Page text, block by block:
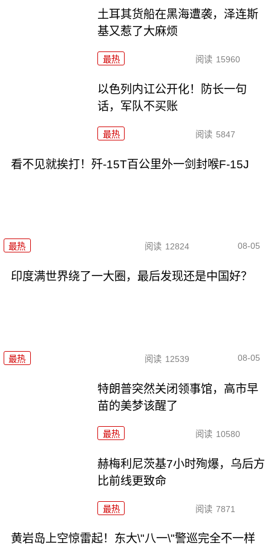
土耳其货船在黑海遭袭，泽连斯
基又惹了大麻烦
最热 阅读 15960
以色列内讧公开化！防长一句
话，军队不买账
最热 阅读 5847
看不见就挨打！歼-15T百公里外一剑封喉F-15J
最热 阅读 12824 08-05
印度满世界绕了一大圈，最后发现还是中国好？
最热 阅读 12539 08-05
特朗普突然关闭领事馆，高市早
苗的美梦该醒了
最热 阅读 10580
赫梅利尼茨基7小时殉爆，乌后方
比前线更致命
最热 阅读 7871
黄岩岛上空惊雷起！东大\"八一\"警巡完全不一样